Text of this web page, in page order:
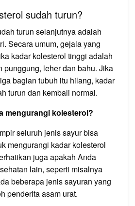
sudah turun?
turun selanjutnya adalah
Secara umum, gejala yang
kadar kolesterol tinggi adalah
punggung, leher dan bahu. Jika
bagian tubuh itu hilang, kadar
turun dan kembali normal.
mengurangi kolesterol?
seluruh jenis sayur bisa
mengurangi kadar kolesterol
juga apakah Anda
lain, seperti misalnya
beberapa jenis sayuran yang
penderita asam urat.